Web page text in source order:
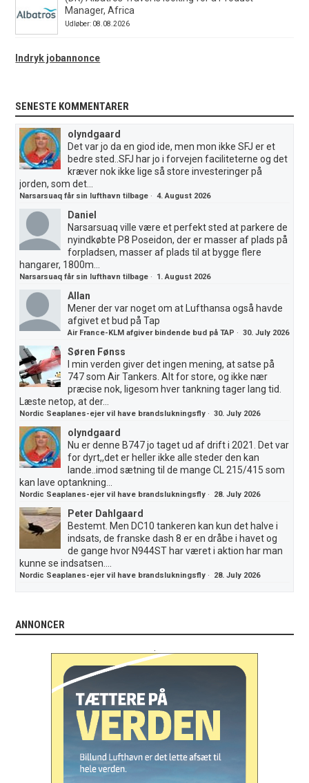
Manager, Africa
Udløber: 08.08.2026
Indryk jobannonce
SENESTE KOMMENTARER
olyndgaard
Det var jo da en giod ide, men mon ikke SFJ er et
bedre sted..SFJ har jo i forvejen faciliteterne og det
kræver nok ikke lige så store investeringer på
jorden, som det...
Narsarsuaq får sin lufthavn tilbage ·4. August 2026
Daniel
Narsarsuaq ville være et perfekt sted at parkere de
nyindkøbte P8 Poseidon, der er masser af plads på
forpladsen, masser af plads til at bygge flere
hangarer, 1800m...
Narsarsuaq får sin lufthavn tilbage · 1. August 2026
Allan
Mener der var noget om at Lufthansa også havde
afgivet et bud på Tap
Air France-KLM afgiver bindende bud på TAP ·30. July 2026
Søren Fønss
I min verden giver det ingen mening, at satse på
747 som Air Tankers. Alt for store, og ikke nær
præcise nok, ligesom hver tankning tager lang tid.
Læste netop, at der...
Nordic Seaplanes-ejer vil have brandslukningsfly ·30. July 2026
olyndgaard
Nu er denne B747 jo taget ud af drift i 2021. Det var
for dyrt,,det er heller ikke alle steder den kan
lande..imod sætning til de mange CL 215/415 som
kan lave optankning...
Nordic Seaplanes-ejer vil have brandslukningsfly · 28. July 2026
Peter Dahlgaard
Bestemt. Men DC10 tankeren kan kun det halve i
indsats, de franske dash 8 er en dråbe i havet og
de gange hvor N944ST har været i aktion har man
kunne se indsatsen....
Nordic Seaplanes-ejer vil have brandslukningsfly · 28. July 2026
ANNONCER